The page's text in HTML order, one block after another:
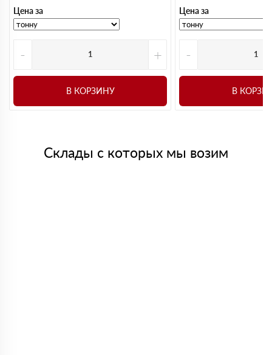
Цена за
- +
В КОРЗИНУ
Цена за
-
В
Склады с которых мы возим